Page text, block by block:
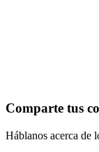
Comparte tus
Háblanos acerca de